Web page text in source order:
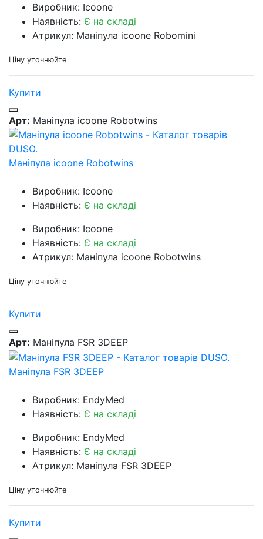
Виробник: Icoone
Наявність: Є на складі
Атрикул: Маніпула icoone Robomini
Ціну уточнюйте
Купити
Арт: Маніпула icoone Robotwins
Маніпула icoone Robotwins
Виробник: Icoone
Наявність: Є на складі
Виробник: Icoone
Наявність: Є на складі
Атрикул: Маніпула icoone Robotwins
Ціну уточнюйте
Купити
Арт: Маніпула FSR 3DEEP
Маніпула FSR 3DEEP
Виробник: EndyMed
Наявність: Є на складі
Виробник: EndyMed
Наявність: Є на складі
Атрикул: Маніпула FSR 3DEEP
Ціну уточнюйте
Купити